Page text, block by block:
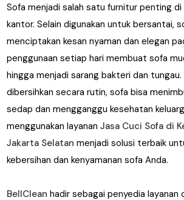
Sofa menjadi salah satu furnitur penting di
kantor. Selain digunakan untuk bersantai,
menciptakan kesan nyaman dan elegan
penggunaan setiap hari membuat sofa
hingga menjadi sarang bakteri dan
dibersihkan secara rutin, sofa bisa
sedap dan mengganggu kesehatan
menggunakan layananJasa Cuci Sofa di
Jakarta Selatan menjadi solusi terbaik
kebersihan dan kenyamanan sofa Anda.
BellClean hadir sebagai penyedia layanan